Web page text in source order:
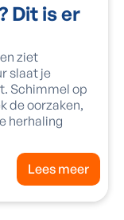
Dit is er
ziet
slaat je
Schimmel op
de oorzaken,
herhaling
Lees meer